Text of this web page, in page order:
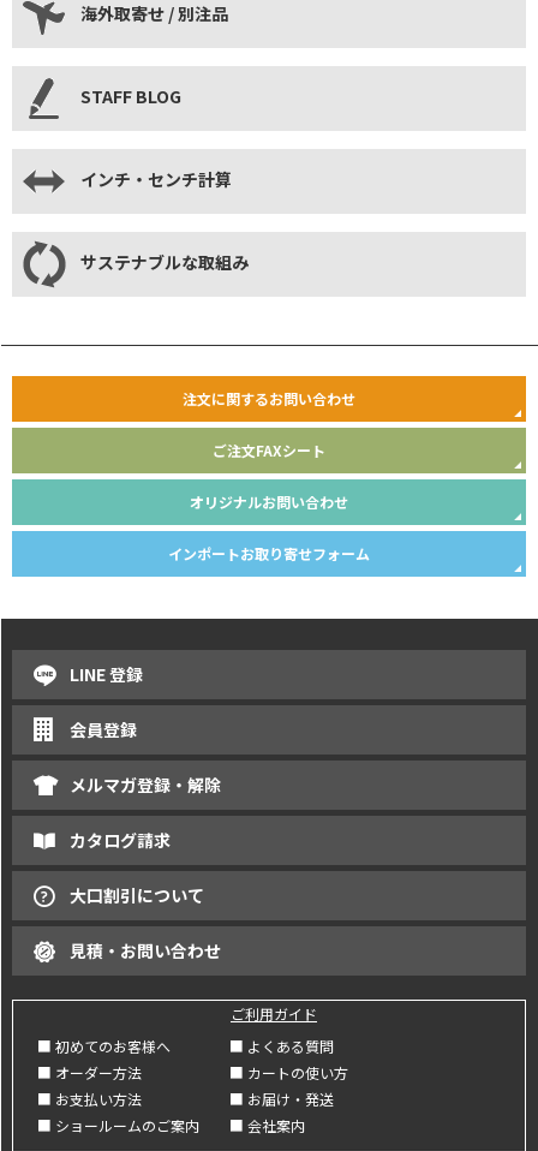
海外取寄せ / 別注品
STAFF BLOG
インチ・センチ計算
サステナブルな取組み
注文に関するお問い合わせ
ご注文FAXシート
オリジナルお問い合わせ
インポートお取り寄せフォーム
LINE 登録
会員登録
メルマガ登録・解除
カタログ請求
大口割引について
見積・お問い合わせ
ご利用ガイド
■ 初めてのお客様へ
■ よくある質問
■ オーダー方法
■ カートの使い方
■ お支払い方法
■ お届け・発送
■ ショールームのご案内
■ 会社案内